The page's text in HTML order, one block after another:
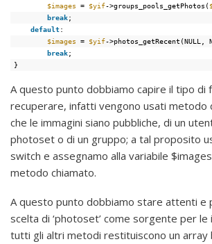
$images = $yif->groups_pools_getPhotos(
break;
default:
$images = $yif->photos_getRecent(NULL,
break;
}
A questo punto dobbiamo capire il tipo di
recuperare, infatti vengono usati metodo
che le immagini siano pubbliche, di un
photoset o di un gruppo; a tal proposito
switch e assegnamo alla variabile
metodo chiamato.
A questo punto dobbiamo stare attenti e
scelta di ‘photoset’ come sorgente per le
tutti gli altri metodi restituiscono un array